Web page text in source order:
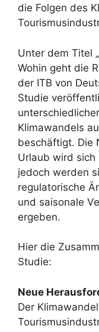
die Folgen des
Unter dem Titel
Wohin geht die
der ITB von
Studie
Klimawandels
beschäftigt. Die
Urlaub wird
jedoch werden
regulatorische
und saisonale
ergeben.
Hier die
Studie:
Neue
Der